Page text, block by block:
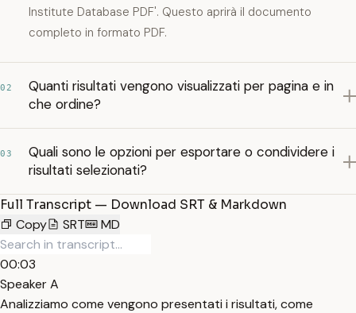
Institute Database PDF'. Questo aprirà il documento
completo in formato PDF.
02
Quanti risultati vengono visualizzati per pagina e in
che ordine?
03
Quali sono le opzioni per esportare o condividere i
risultati selezionati?
Full Transcript — Download SRT & Markdown
Copy
SRT MD
00:03
Speaker A
Analizziamo come vengono presentati i risultati, come